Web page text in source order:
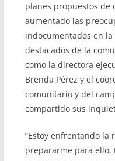
planes propuestos de
aumentado las
indocumentados en
destacados de la
como la directora
Brenda Pérez y el
comunitario y del
compartido sus
“Estoy enfrentando la
prepararme para ello,